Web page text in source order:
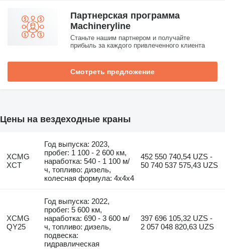
Партнерская программа
Machineryline
Станьте нашим партнером и получайте
прибыль за каждого привлеченного клиента
Смотреть предложение
Цены на вездеходные краны
XCMG
XCT
Год выпуска: 2023,
пробег: 1 100 - 2 600 км,
наработка: 540 - 1 100 м/
ч, топливо: дизель,
колесная формула: 4x4x4
452 550 740,54 UZS -
50 740 537 575,43 UZS
XCMG
QY25
Год выпуска: 2022,
пробег: 5 600 км,
наработка: 690 - 3 600 м/
ч, топливо: дизель,
подвеска:
гидравлическая
397 696 105,32 UZS -
2 057 048 820,63 UZS